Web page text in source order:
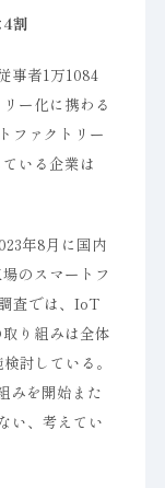
割
事者1万1084
ー化に携わる
ファクトリー
いる企業は
年8月に国内
のスマートフ
査では、IoT
り組みは全体
討している。
みを開始また
い、考えてい